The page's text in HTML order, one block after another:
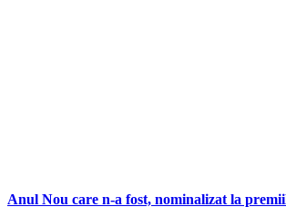
Anul Nou care n-a fost, nominalizat la